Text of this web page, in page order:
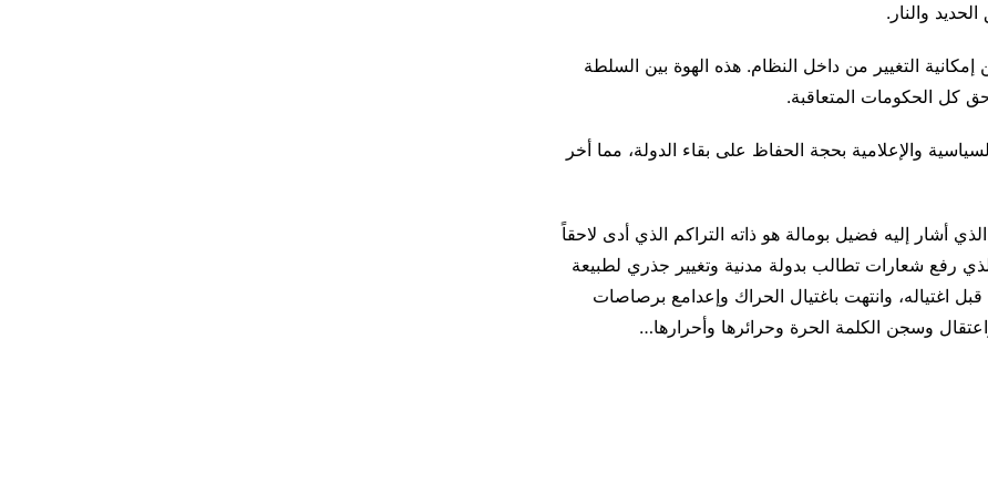
والنار.
التغيير من داخل النظام. هذه الهوة بين السلطة
كل الحكومات المتعاقبة.
والإعلامية بحجة الحفاظ على بقاء الدولة، مما أخر
أشار إليه فضيل بومالة هو ذاته التراكم الذي أدى لاحقاً
الحراك الشعبي السلمي في يناير 2019، والذي رفع شعارات تطالب بدولة مدنية وتغيير جذري لطبيعة
اغتياله، وانتهت باغتيال الحراك وإعدامع برصاصات
وسجن الكلمة الحرة وحرائرها وأحرارها…